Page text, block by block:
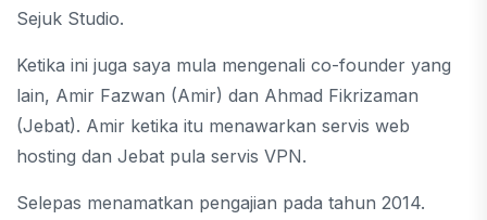
Sejuk Studio.
Ketika ini juga saya mula mengenali co-founder yang
lain, Amir Fazwan (Amir) dan Ahmad Fikrizaman
(Jebat). Amir ketika itu menawarkan servis web
hosting dan Jebat pula servis VPN.
Selepas menamatkan pengajian pada tahun 2014.